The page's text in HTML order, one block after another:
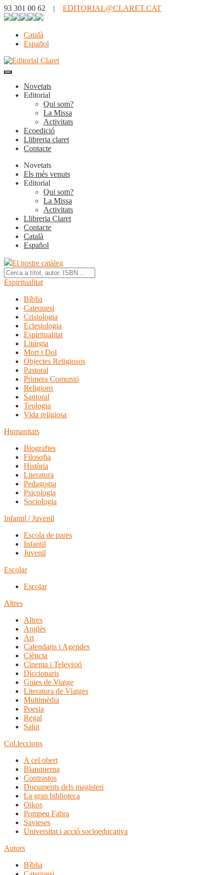
93 301 00 62 | EDITORIAL@CLARET.CAT
Català
Español
Novetats
Editorial
Qui som?
La Missa
Activitats
Ecoedició
Llibreria claret
Contacte
Novetats
Els més venuts
Editorial
Qui som?
La Missa
Activitats
Llibreria Claret
Contacte
Català
Español
El nostre catàleg
Espiritualitat
Bíblia
Catequesi
Cristologia
Eclesiologia
Espiritualitat
Litúrgia
Mort i Dol
Objectes Religiosos
Pastoral
Primera Comunió
Religions
Santoral
Teologia
Vida religiosa
Humanitats
Biografies
Filosofia
Història
Literatura
Pedagogia
Psicologia
Sociologia
Infantil / Juvenil
Escola de pares
Infantil
Juvenil
Escolar
Escolar
Altres
Altres
Anglès
Art
Calendaris i Agendes
Ciència
Cinema i Televisió
Diccionaris
Guies de Viatge
Literatura de Viatges
Multimèdia
Poesia
Regal
Salut
Col.leccions
A cel obert
Blanquerna
Contrastos
Documents dels magisteri
La gran biblioteca
Oikos
Pompeu Fabra
Savieses
Universitat i acció socioeducativa
Autors
Bíblia